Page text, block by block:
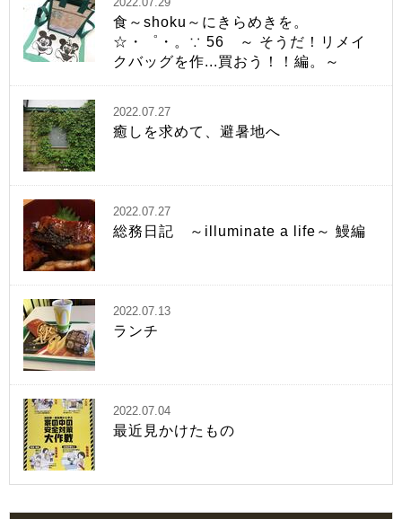
食～shoku～にきらめきを。
☆・゜・。∵ 56 ～ そうだ！リメイ
クバッグを作...買おう！！編。～
2022.07.27
癒しを求めて、避暑地へ
2022.07.27
総務日記 ～illuminate a life～ 鰻編
2022.07.13
ランチ
2022.07.04
最近見かけたもの